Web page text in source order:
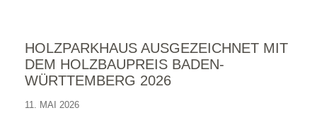
HOLZPARKHAUS AUSGEZEICHNET MIT
DEM HOLZBAUPREIS BADEN-
WÜRTTEMBERG 2026
11. MAI 2026